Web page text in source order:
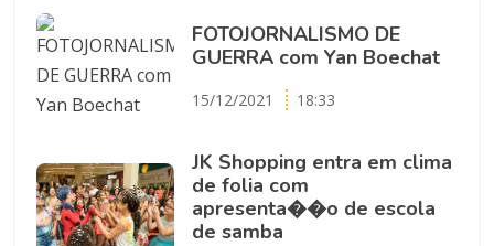
FOTOJORNALISMO DE
GUERRA com Yan Boechat
15/12/2021 18:33
JK Shopping entra em clima
de folia com
apresenta��o de escola
de samba